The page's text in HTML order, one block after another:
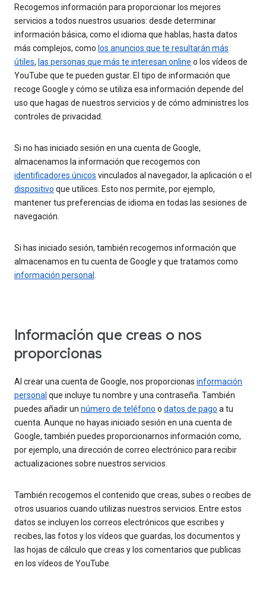
Recogemos información para proporcionar los mejores
servicios a todos nuestros usuarios: desde determinar
información básica, como el idioma que hablas, hasta datos
más complejos, como los anuncios que te resultarán más
útiles, las personas que más te interesan online o los vídeos de
YouTube que te pueden gustar. El tipo de información que
recoge Google y cómo se utiliza esa información depende del
uso que hagas de nuestros servicios y de cómo administres los
controles de privacidad.
Si no has iniciado sesión en una cuenta de Google,
almacenamos la información que recogemos con
identificadores únicos vinculados al navegador, la aplicación o el
dispositivo que utilices. Esto nos permite, por ejemplo,
mantener tus preferencias de idioma en todas las sesiones de
navegación.
Si has iniciado sesión, también recogemos información que
almacenamos en tu cuenta de Google y que tratamos como
información personal.
Información que creas o nos
proporcionas
Al crear una cuenta de Google, nos proporcionas información
personal que incluye tu nombre y una contraseña. También
puedes añadir un número de teléfono o datos de pago a tu
cuenta. Aunque no hayas iniciado sesión en una cuenta de
Google, también puedes proporcionarnos información como,
por ejemplo, una dirección de correo electrónico para recibir
actualizaciones sobre nuestros servicios.
También recogemos el contenido que creas, subes o recibes de
otros usuarios cuando utilizas nuestros servicios. Entre estos
datos se incluyen los correos electrónicos que escribes y
recibes, las fotos y los vídeos que guardas, los documentos y
las hojas de cálculo que creas y los comentarios que publicas
en los vídeos de YouTube.